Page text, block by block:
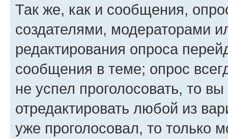
Так же, как и сообщения,
создателями, модераторами
редактирования опроса
сообщения в теме; опрос
не успел проголосовать, то
отредактировать любой из
уже проголосовал, то только